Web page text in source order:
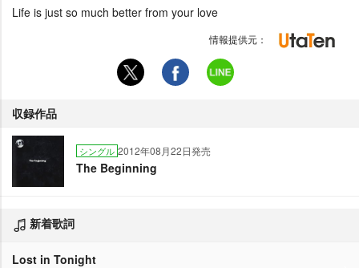
Life is just so much better from your love
情報提供元：
収録作品
シングル 2012年08月22日発売
The Beginning
新着歌詞
Lost in Tonight